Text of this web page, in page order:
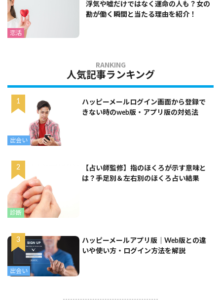
恋活
浮気や嘘だけではなく運命の人も？女の
勘が働く瞬間と当たる理由を紹介！
人気記事ランキング
出会い
ハッピーメールログイン画面から登録で
きない時のweb版・アプリ版の対処法
診断
【占い師監修】指のほくろが示す意味と
は？手足別＆左右別のほくろ占い結果
出会い
ハッピーメールアプリ版｜Web版との違
いや使い方・ログイン方法を解説